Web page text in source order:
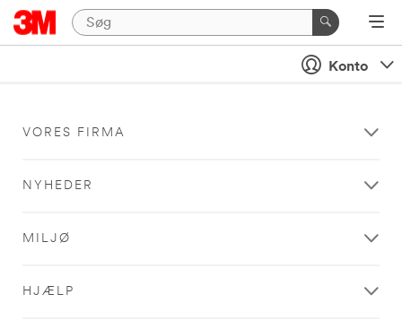
Konto
VORES FIRMA
NYHEDER
MILJØ
HJÆLP